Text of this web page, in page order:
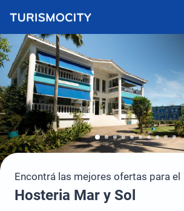
Encontrá las mejores ofertas para el
Hosteria Mar y Sol